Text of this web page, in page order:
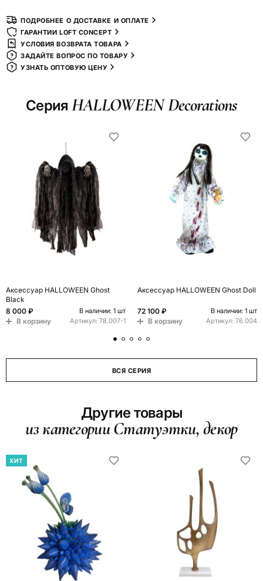
ПОДРОБНЕЕ О ДОСТАВКЕ И ОПЛАТЕ
ГАРАНТИИ LOFT CONCEPT
УСЛОВИЯ ВОЗВРАТА ТОВАРА
ЗАДАЙТЕ ВОПРОС ПО ТОВАРУ
УЗНАТЬ ОПТОВУЮ ЦЕНУ
Серия HALLOWEEN Decorations
Аксессуар HALLOWEEN Ghost
Black
8 000 ₽
В наличии: 1 шт
В корзину Артикул: 78.007-1
Аксессуар HALLOWEEN Ghost Doll
72 100 ₽ В наличии: 1 шт
В корзину Артикул: 76.004
ВСЯ СЕРИЯ
Другие товары
из категории Статуэтки, декор
ХИТ